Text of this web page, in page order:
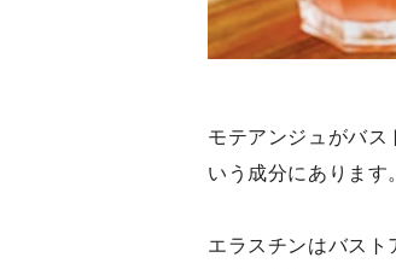
モテアンジュがバ
いう成分にあります
エラスチンはバスト